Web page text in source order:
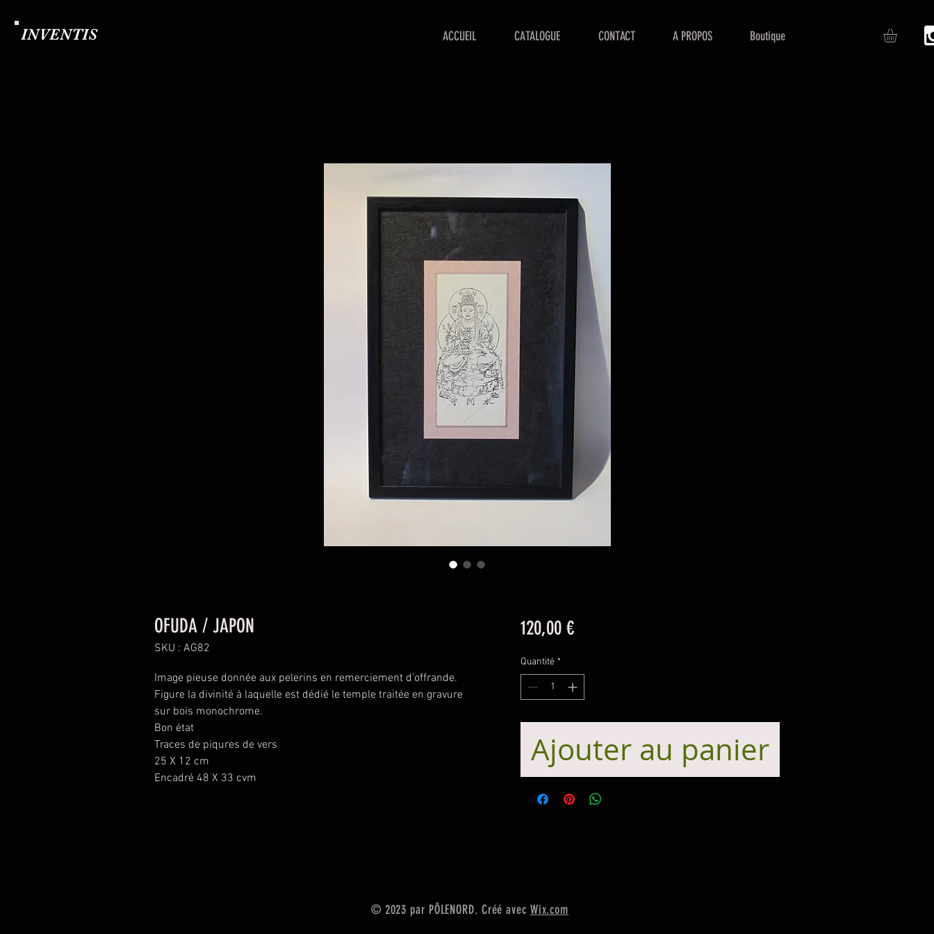
ACCUEIL CATALOGUE CONTACT A PROPOS Boutique
INVENTIS
OFUDA / JAPON
SKU : AG82
Image pieuse donnée aux pelerins en remerciement d'offrande.
Figure la divinité à laquelle est dédié le temple traitée en gravure
sur bois monochrome.
Bon état
Traces de piqures de vers
25 X 12 cm
Encadré 48 X 33 cvm
120,00 €Prix
Quantité *
Ajouter au panier
© 2023 par PÔLENORD. Créé avec Wix.com